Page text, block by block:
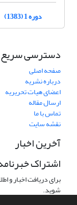
دوره 1 (1383)
دسترسی سریع
صفحه اصلی
درباره نشریه
اعضای هیات تحریریه
ارسال مقاله
تماس با ما
نقشه سایت
آخرین اخبار
اشتراک
برای دریافت اخبار و
شوید.